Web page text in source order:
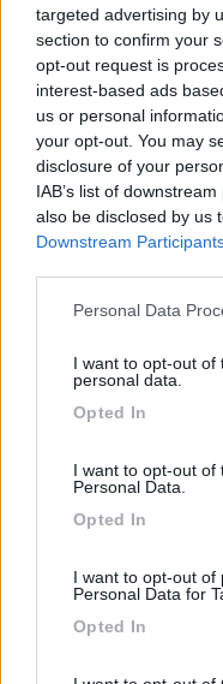
targeted advertising by
section to confirm your
opt-out request is
interest-based ads
us or personal
your opt-out. You may
disclosure of your
IAB’s list of
also be disclosed by us
Downstream
Please note that this
not limited to your visit
grant or deny consent
use your data for below
Personal Data
I want to opt-out of
personal data.
Opted In
I want to opt-out of
Personal Data.
Opted In
I want to opt-out of
Personal Data for
Opted In
Perfetta! 220 V,
elettrica. Si deve
200 m. presso il
Gestori disponibili
tranquillo.
Accoglienza
Area
isolata.
pestefa
Numero di
volete i soldi. I